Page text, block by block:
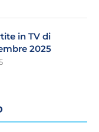
in TV di
2025